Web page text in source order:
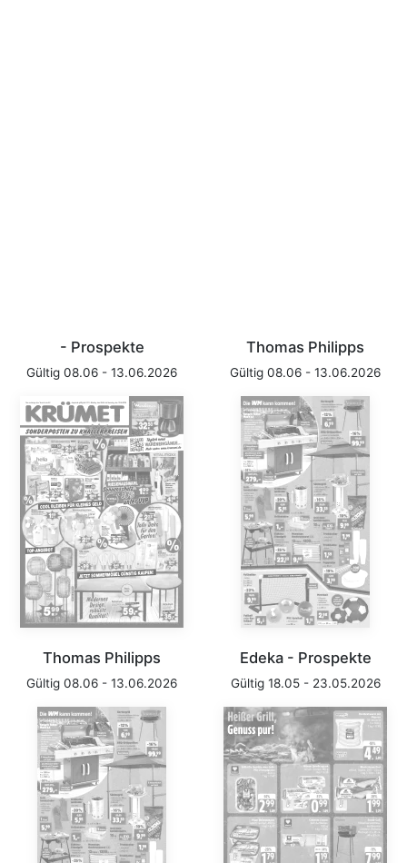
- Prospekte
Gültig 08.06 - 13.06.2026
Thomas Philipps
Gültig 08.06 - 13.06.2026
Thomas Philipps
Gültig 08.06 - 13.06.2026
Edeka - Prospekte
Gültig 18.05 - 23.05.2026